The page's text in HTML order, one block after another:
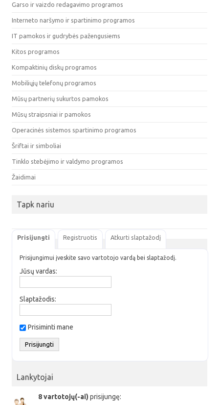
Garso ir vaizdo redagavimo programos
Interneto naršymo ir spartinimo programos
IT pamokos ir gudrybės pažengusiems
Kitos programos
Kompaktinių diskų programos
Mobiliųjų telefonų programos
Mūsų partnerių sukurtos pamokos
Mūsų straipsniai ir pamokos
Operacinės sistemos spartinimo programos
Šriftai ir simboliai
Tinklo stebėjimo ir valdymo programos
Žaidimai
Tapk nariu
Prisijungti Registruotis Atkurti slaptažodį
Prisijungimui įveskite savo vartotojo vardą bei slaptažodį.
Jūsų vardas:
Slaptažodis:
Prisiminti mane
Lankytojai
8 vartotojų(-ai) prisijungę: